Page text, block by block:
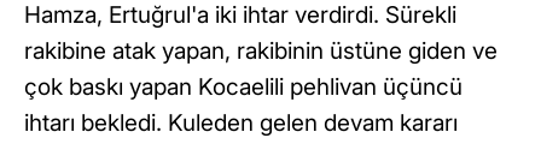
Hamza, Ertuğrul'a iki ihtar verdirdi. Sürekli
rakibine atak yapan, rakibinin üstüne giden ve
çok baskı yapan Kocaelili pehlivan üçüncü
ihtarı bekledi. Kuleden gelen devam kararı